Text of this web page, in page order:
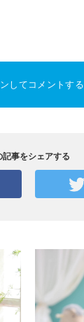
してコメントする
記事をシェアする